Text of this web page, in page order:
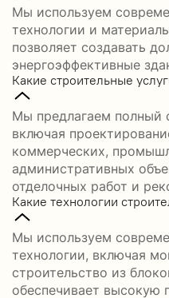
Мы используем
технологии и
позволяет создавать
энергоэффективные
Какие строительные
Мы предлагаем полный
включая
коммерческих,
административных
отделочных работ и
Какие технологии
Мы используем
технологии, включая
строительство из
обеспечивает высокую